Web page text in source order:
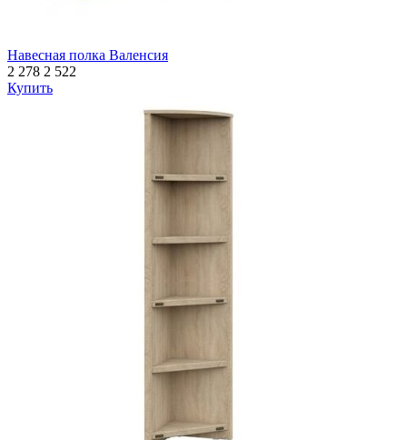
Навесная полка Валенсия
2 278 2 522
Купить